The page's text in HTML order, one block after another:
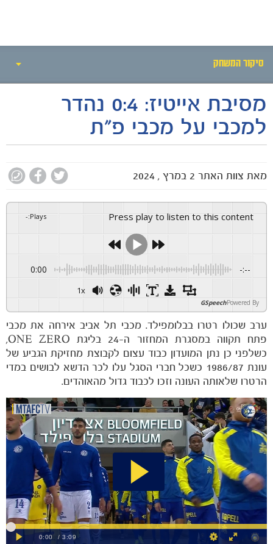
סיקור המשחק
אירועי המשחק
סיקור המשחק
מסיבת אייטיז: 0:4 נהדר
למכבי על מכבי פ"ת
מאת צוות האתר 2 במרץ , 2024
Press play to listen to this content
Plays
:
-
0:00 -:--
1x
Powered By
GSpeech
ערב שכולו רטרו בבלומפילד. מכבי תל אביב אירחה את מכבי
פתח תקווה במסגרת המחזור ה-24 בליגת ONE ZERO,
כשלפני כן נתן המועדון כבוד עצום לקבוצת מחזיקת הגביע של
עונת 1986/87 כשכל חברי הסגל עלו לכר הדשא לבושים במדי
הרטרו שלאותה העונה וזכו לכבוד גדול מהאוהדים.